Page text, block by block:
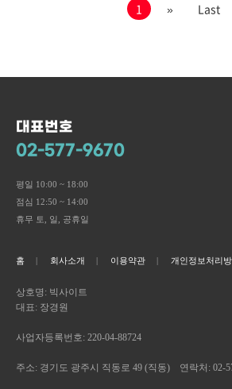
1 » Last
대표번호
02-577-9670
평일 10:00 ~ 18:00
점심 12:50 ~ 14:00
휴무 토, 일, 공휴일
홈 회사소개 이용약관 개인정보처리
상호명: 빅사이트
대표: 장경원
사업자등록번호: 220-04-88724
주소: 경기도 광주시 직동로 49 (직동) 연락처: 02-